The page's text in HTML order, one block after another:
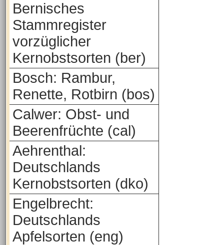
Bernisches
Stammregister
vorzüglicher
Kernobstsorten (ber)
Bosch: Rambur,
Renette, Rotbirn (bos)
Calwer: Obst- und
Beerenfrüchte (cal)
Aehrenthal:
Deutschlands
Kernobstsorten (dko)
Engelbrecht:
Deutschlands
Apfelsorten (eng)